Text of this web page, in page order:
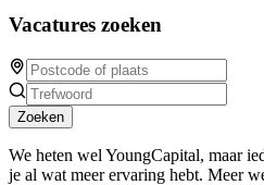
Vacatures zoeken
Zoeken
We heten wel YoungCapital, maar
je al wat meer ervaring hebt. Meer